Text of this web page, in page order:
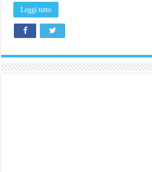
Leggi tutto